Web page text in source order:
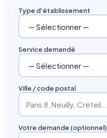
Type d'établissement
Service demandé
Ville / code postal
Votre demande (optionnel)